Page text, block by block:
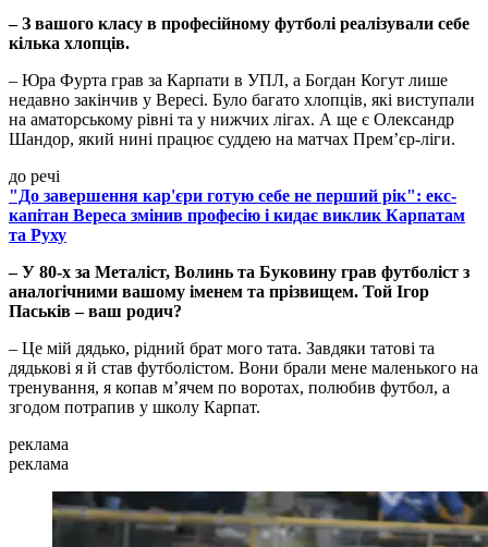
– З вашого класу в професійному футболі реалізували себе
кілька хлопців.
– Юра Фурта грав за Карпати в УПЛ, а Богдан Когут лише
недавно закінчив у Вересі. Було багато хлопців, які виступали
на аматорському рівні та у нижчих лігах. А ще є Олександр
Шандор, який нині працює суддею на матчах Прем’єр-ліги.
до речі
"До завершення кар'єри готую себе не перший рік": екс-
капітан Вереса змінив професію і кидає виклик Карпатам
та Руху
– У 80-х за Металіст, Волинь та Буковину грав футболіст з
аналогічними вашому іменем та прізвищем. Той Ігор
Паськів – ваш родич?
– Це мій дядько, рідний брат мого тата. Завдяки татові та
дядькові я й став футболістом. Вони брали мене маленького на
тренування, я копав м’ячем по воротах, полюбив футбол, а
згодом потрапив у школу Карпат.
реклама
реклама